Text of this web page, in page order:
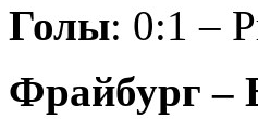
Голы: 0:1 –
Фрайбург –